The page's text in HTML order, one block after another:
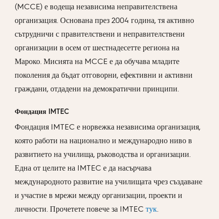
(MCCE) е водеща независима неправителствена
организация. Основана през 2004 година, тя активно
сътрудничи с правителствени и неправителствени
организации в осем от шестнадесетте региона на
Мароко. Мисията на MCCE е да обучава младите
поколения да бъдат отговорни, ефективни и активни
граждани, отдадени на демократични принципи.
Фондация IMTEC
Фондация IMTEC е норвежка независима организация,
която работи на национално и международно ниво в
развитието на училища, ръководства и организации.
Една от целите на IMTEC е да насърчава
международното развитие на училищата чрез създаване
и участие в мрежи между организации, проекти и
личности. Прочетете повече за IMTEC тук